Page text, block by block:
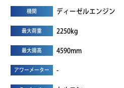
機関 ディーゼルエンジン
最大荷重 2250kg
最大揚高 4590mm
アワーメーター -